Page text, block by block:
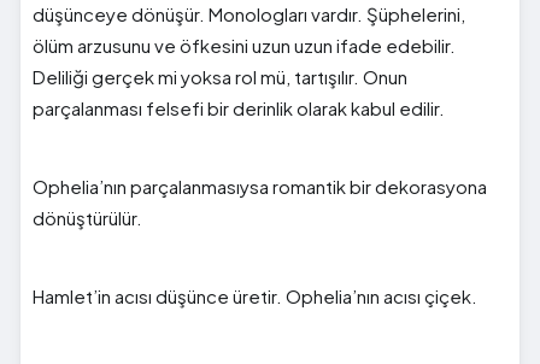
düşünceye dönüşür. Monologları vardır. Şüphelerini,
ölüm arzusunu ve öfkesini uzun uzun ifade edebilir.
Deliliği gerçek mi yoksa rol mü, tartışılır. Onun
parçalanması felsefi bir derinlik olarak kabul edilir.
Ophelia’nın parçalanmasıysa romantik bir dekorasyona
dönüştürülür.
Hamlet’in acısı düşünce üretir. Ophelia’nın acısı çiçek.